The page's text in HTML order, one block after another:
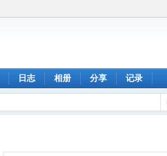
日志 相册 分享 记录